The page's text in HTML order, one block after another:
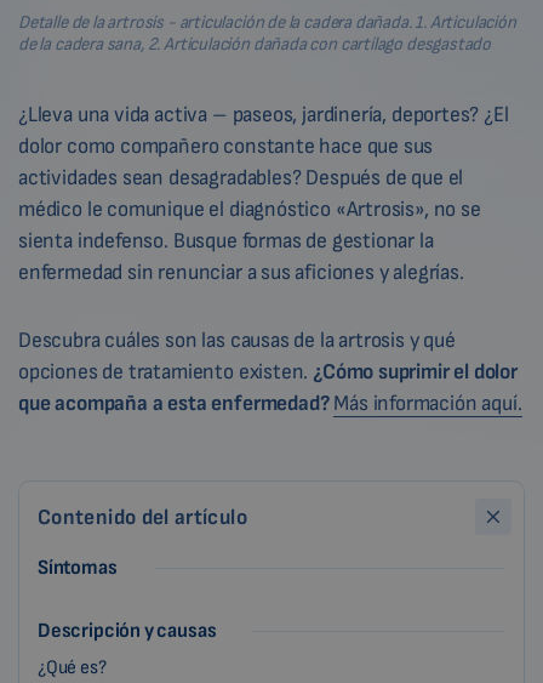
Detalle de la artrosis - articulación de la cadera dañada. 1. Articulación
de la cadera sana, 2. Articulación dañada con cartílago desgastado
¿Lleva una vida activa – paseos, jardinería, deportes? ¿El
dolor como compañero constante hace que sus
actividades sean desagradables? Después de que el
médico le comunique el diagnóstico «Artrosis», no se
sienta indefenso. Busque formas de gestionar la
enfermedad sin renunciar a sus aficiones y alegrías.
Descubra cuáles son las causas de la artrosis y qué
opciones de tratamiento existen. ¿Cómo suprimir el dolor
que acompaña a esta enfermedad? Más información aquí.
Contenido del artículo
Síntomas
Descripción y causas
¿Qué es?